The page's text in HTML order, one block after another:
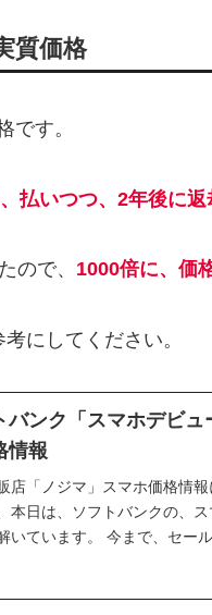
質価格
です。
払いつつ、2年後に返
ので、 1000倍に、価
にしてください。
バンク「スマホデビ
情報
店「ノジマ」スマホ価格情
本日は、ソフトバンクの、
いています。 今まで、セー
ましたが、スマホデビュー